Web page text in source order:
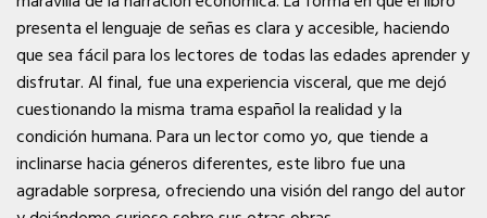
presenta el lenguaje de señas es clara y accesible, haciendo
que sea fácil para los lectores de todas las edades aprender y
disfrutar. Al final, fue una experiencia visceral, que me dejó
cuestionando la misma trama español la realidad y la
condición humana. Para un lector como yo, que tiende a
inclinarse hacia géneros diferentes, este libro fue una
agradable sorpresa, ofreciendo una visión del rango del autor